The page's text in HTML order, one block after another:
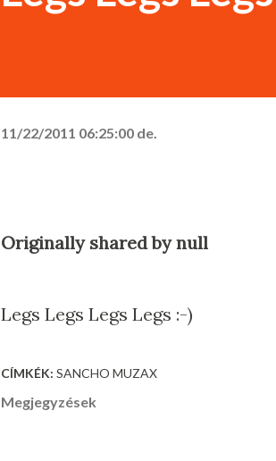
11/22/2011 06:25:00 de.
Originally shared by null
Legs Legs Legs Legs :-)
CÍMKÉK: SANCHO MUZAX
Megjegyzések